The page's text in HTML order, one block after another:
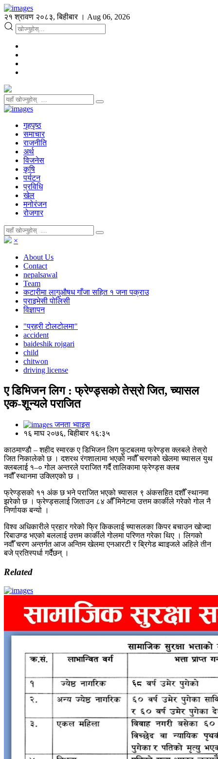
२१ श्रावण २०८३, बिहीबार । Aug 06, 2026
गृहपृष्ठ
समाचार
राजनीति
अर्थ
विजनेस
कृषि
पर्यटन
प्रविधि
खेल
मनोरंजन
रोजगार
×
About Us
Contact
nepalsawal
Team
कटारीमा लागुऔषध गाँजा सहित १ जना पक्राउ
प्राइभेसी पोलिसी
विज्ञापन
"प्रहरी टोलटोलमा"
accident
baideshik rojgari
child
chitwon
driving license
ए डिभिजन लिग : फ्रेण्ड्सकाे तेस्रो जित, च्यासल
एक-शून्यले पराजित
जनता भ्वाइस
१६ माघ २०७६, बिहीबार १६:३५
काठमाण्डाै – शहीद स्मारक ए डिभिजन लिग फुटबलमा फ्रेण्ड्स क्लबले तेस्रो
जित निकालेको छ । दशरथ रंगशालामा भएकाे नवौँ चरणको खेलमा च्यासल युथ
क्लबलाई १–० गोल अन्तरले पराजित गर्दै तालिकामा फ्रेण्ड्स क्लब
नवौँ स्थानमा उक्लिएको छ ।
फ्रेण्ड्सको ११ अंक छ भने पराजित भएको च्यासल ९ अंकसहित दशौँ स्थानमा
झरेको छ । फ्रेण्ड्सलाई जिताउन ८४ औंँ मिनेटमा उत्तम कार्कीले गरेको गोल नै
निर्णायक बन्यो ।
विश्व अधिकारीले प्रहार गरेको फ्रि किकलाई च्यासलका किपर बचाउन खोज्दा
रिबाउण्ड भएको बललाई उत्तम कार्कीले गोलमा परिणत गरेका थिए । लिगको
नवौँ चरण अन्तर्गत आज अन्तिम खेलमा एनआरटी र ब्रिगेड ब्वाइजले अहिले तीन
बजे प्रतिस्पर्धा गर्दैछन् ।
Related